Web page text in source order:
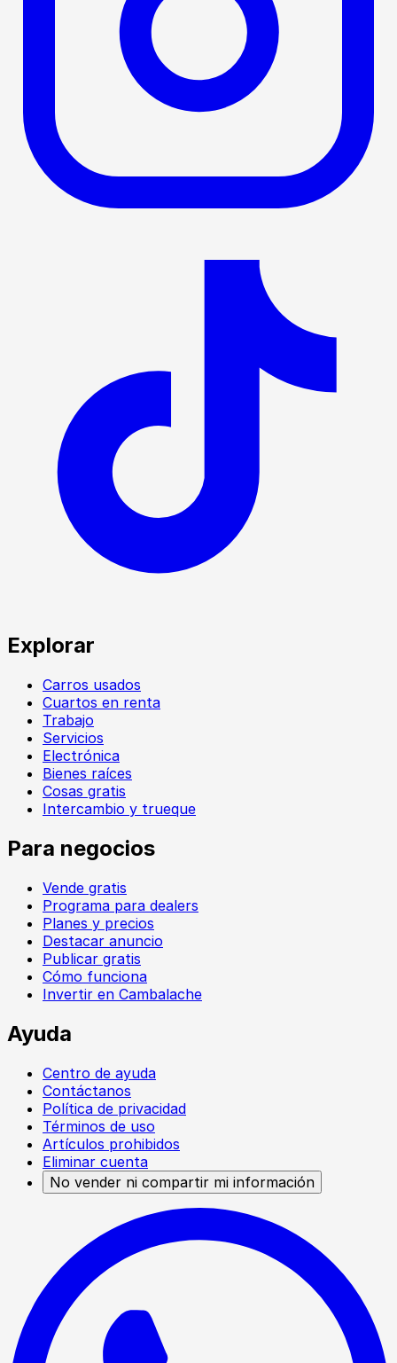
Explorar
Carros usados
Cuartos en renta
Trabajo
Servicios
Electrónica
Bienes raíces
Cosas gratis
Intercambio y trueque
Para negocios
Vende gratis
Programa para dealers
Planes y precios
Destacar anuncio
Publicar gratis
Cómo funciona
Invertir en Cambalache
Ayuda
Centro de ayuda
Contáctanos
Política de privacidad
Términos de uso
Artículos prohibidos
Eliminar cuenta
No vender ni compartir mi información